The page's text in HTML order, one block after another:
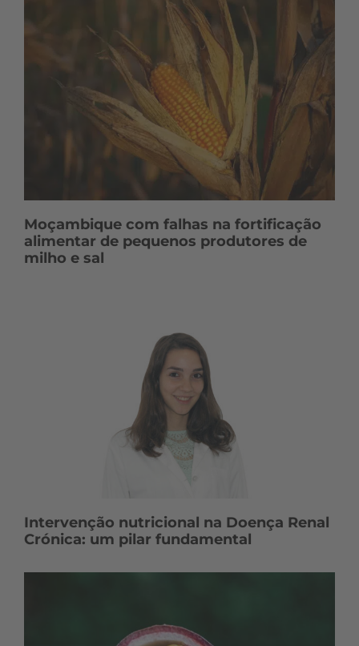
Moçambique com falhas na fortificação
alimentar de pequenos produtores de
milho e sal
Intervenção nutricional na Doença Renal
Crónica: um pilar fundamental